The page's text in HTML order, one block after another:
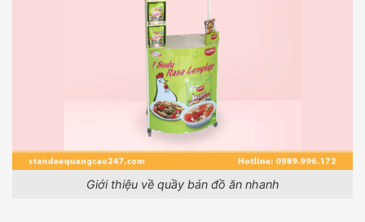
Giới thiệu về quầy bán đồ ăn nhanh